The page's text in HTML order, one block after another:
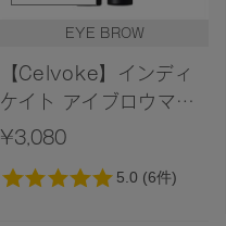
EYE BROW
【Celvoke】インディ
ケイト アイブロウマス
カラ H 01＜2026 SS
¥3,080